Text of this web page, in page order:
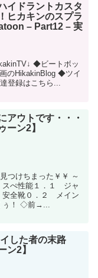
イドラントカスタ
ヒカキンのスプラ
– Part12 – 実
◆ビートボッ
のHikakinBlog ◆ツイ
登録はこちら...
アウトです・・・
ーン2】
つけちまった￥￥ ～
ぺ性能１．１ ジャ
全靴０．２ メイン
ぅ！ ◇前→...
した者の末路
ン2】